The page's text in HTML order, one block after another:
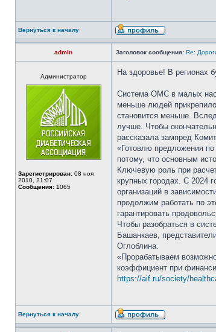
Вернуться к началу
admin Заголовок сообщения: Re:
Администратор
Зарегистрирован: 08 ноя
2010, 21:07
Сообщения: 1065
На здоровье! В регионах
Система ОМС в малых
меньше людей
становится меньше.
лучше. Чтобы
рассказала зампред
«Готовлю предложения
потому, что основным
Ключевую роль при
крупных городах. С 2024
организаций в
продолжим работать по
гарантировать
Чтобы разобраться в
Башанкаев,
Оглоблина.
«Прорабатываем
коэффициент при
https://aif.ru/society/
Вернуться к началу